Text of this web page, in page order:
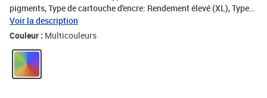
pigments, Type de cartouche d'encre: Rendement élevé (XL), Type
d'alimentation: Multi pack, Rendement par page d'encre de couleur:
1200 pages, Quantité: 3 pièce(s)
Voir la description
Couleur : Multicouleurs